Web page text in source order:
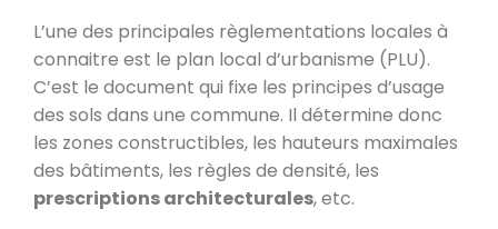
L’une des principales règlementations locales à
connaitre est le plan local d’urbanisme (PLU).
C’est le document qui fixe les principes d’usage
des sols dans une commune. Il détermine donc
les zones constructibles, les hauteurs maximales
des bâtiments, les règles de densité, les
prescriptions architecturales, etc.